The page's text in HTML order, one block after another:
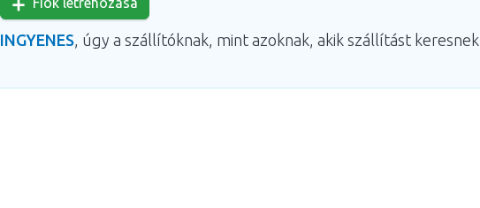
INGYENES , úgy a szállítóknak, mint azoknak, akik szállítást keresnek.